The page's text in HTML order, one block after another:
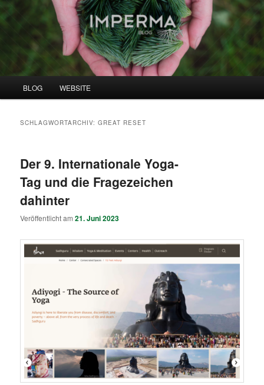
Zum
primären
Zum
sekundären
IMPERMA BLOG
Institut für menschliche Permakultivierung
BLOG WEBSITE
SCHLAGWORTARCHIV:GREAT RESET
Der 9. Internationale Yoga-
Tag und die Fragezeichen
dahinter
Veröffentlicht am21. Juni 2023